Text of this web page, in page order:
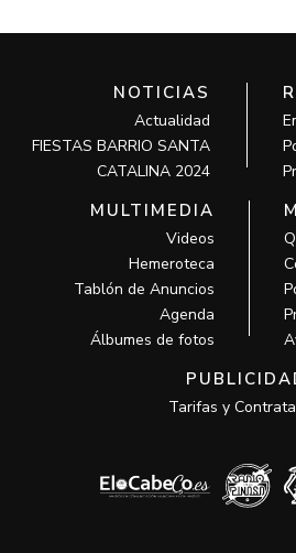
NOTICIAS
Actualidad
FIESTAS BARRIO SANTA
CATALINA 2024
MULTIMEDIA
Videos
Hemeroteca
Tablón de Anuncios
Agenda
Álbumes de fotos
Tarifas y